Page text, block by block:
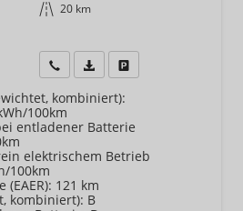
Kilometerstand 20 km
Wir rufen Sie anFahrzeugexposé (PDF)
kombiniert):
100km
entladener Batterie
elektrischem Betrieb
100km
(EAER): 121 km
kombiniert): B